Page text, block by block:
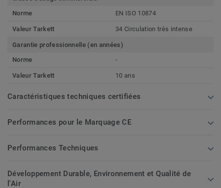
Norme
EN ISO 10874
Valeur Tarkett 34 Circulation très intense
Garantie professionnelle (en années)
Norme
-
Valeur Tarkett 10 ans
Caractéristiques techniques certifiées
Performances pour le Marquage CE
Performances Techniques
Développement Durable, Environnement et Qualité de
l'Air